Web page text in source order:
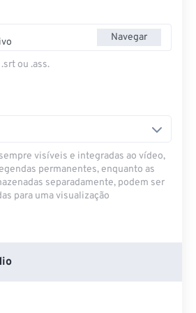
Navegar
ou .ass.
visíveis e integradas ao vídeo,
permanentes, enquanto as
separadamente, podem ser
para uma visualização